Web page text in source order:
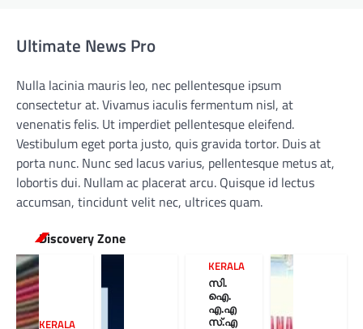
Ultimate News Pro
Nulla lacinia mauris leo, nec pellentesque ipsum
consectetur at. Vivamus iaculis fermentum nisl, at
venenatis felis. Ut imperdiet pellentesque eleifend.
Vestibulum eget porta justo, quis gravida tortor. Duis at
porta nunc. Nunc sed lacus varius, pellentesque metus at,
lobortis dui. Nullam ac placerat arcu. Quisque id lectus
accumsan, tincidunt velit nec, ultrices quam.
Discovery Zone
KERALA
KERALA
സി.
ഐ.
എ.എ
സ്.എ